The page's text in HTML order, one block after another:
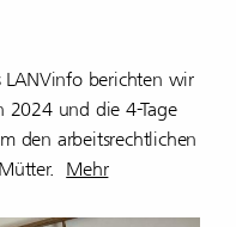
LANVinfo berichten wir
2024 und die 4-Tage
den arbeitsrechtlichen
Mehr